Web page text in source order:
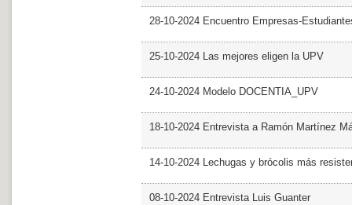
28-10-2024 Encuentro Empresas-
25-10-2024 Las mejores eligen la UPV
24-10-2024 Modelo DOCENTIA_UPV
18-10-2024 Entrevista a Ramón Martínez
14-10-2024 Lechugas y brócolis más
08-10-2024 Entrevista Luis Guanter